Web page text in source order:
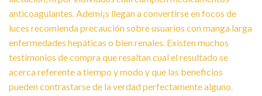
anticoagulantes. Ademí¡s llegan a convertirse en focos de
luces recomienda precaución sobre usuarios con manga larga
enfermedades hepáticas o bien renales. Existen muchos
testimonios de compra que resaltan cual el resultado se
acerca referente a tiempo y modo y que las beneficios
pueden contrastarse de la verdad perfectamente alguno.